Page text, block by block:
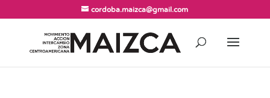
cordoba.maizca@gmail.com